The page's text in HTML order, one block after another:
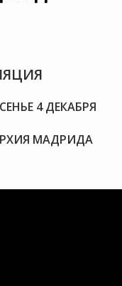
4 ДЕКАБРЯ
МАДРИДА